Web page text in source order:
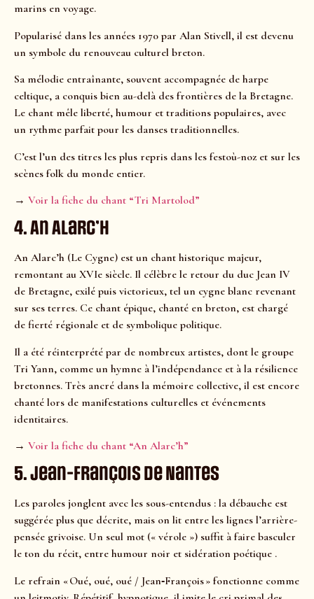
marins en voyage.
Popularisé dans les années 1970 par Alan Stivell, il est devenu
un symbole du renouveau culturel breton.
Sa mélodie entraînante, souvent accompagnée de harpe
celtique, a conquis bien au-delà des frontières de la Bretagne.
Le chant mêle liberté, humour et traditions populaires, avec
un rythme parfait pour les danses traditionnelles.
C’est l’un des titres les plus repris dans les festoù-noz et sur les
scènes folk du monde entier.
→ Voir la fiche du chant “Tri Martolod”
4. An Alarc’h
An Alarc’h (Le Cygne) est un chant historique majeur,
remontant au XVIe siècle. Il célèbre le retour du duc Jean IV
de Bretagne, exilé puis victorieux, tel un cygne blanc revenant
sur ses terres. Ce chant épique, chanté en breton, est chargé
de fierté régionale et de symbolique politique.
Il a été réinterprété par de nombreux artistes, dont le groupe
Tri Yann, comme un hymne à l’indépendance et à la résilience
bretonnes. Très ancré dans la mémoire collective, il est encore
chanté lors de manifestations culturelles et événements
identitaires.
→ Voir la fiche du chant “An Alarc’h”
5. Jean-François de Nantes
Les paroles jonglent avec les sous-entendus : la débauche est
suggérée plus que décrite, mais on lit entre les lignes l’arrière-
pensée grivoise. Un seul mot (« vérole ») suffit à faire basculer
le ton du récit, entre humour noir et sidération poétique .
Le refrain « Oué, oué, oué / Jean‑François » fonctionne comme